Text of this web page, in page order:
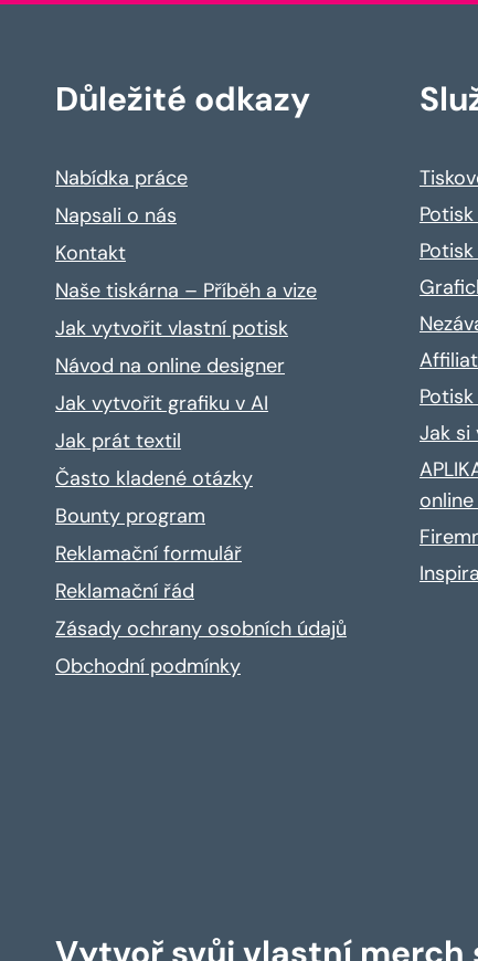
Důležité odkazy
Nabídka práce
Napsali o nás
Kontakt
Naše tiskárna – Příběh a vize
Jak vytvořit vlastní potisk
Návod na online designer
Jak vytvořit grafiku v AI
Jak prát textil
Často kladené otázky
Bounty program
Reklamační formulář
Reklamační řád
Zásady ochrany osobních údajů
Obchodní podmínky
Jak
online